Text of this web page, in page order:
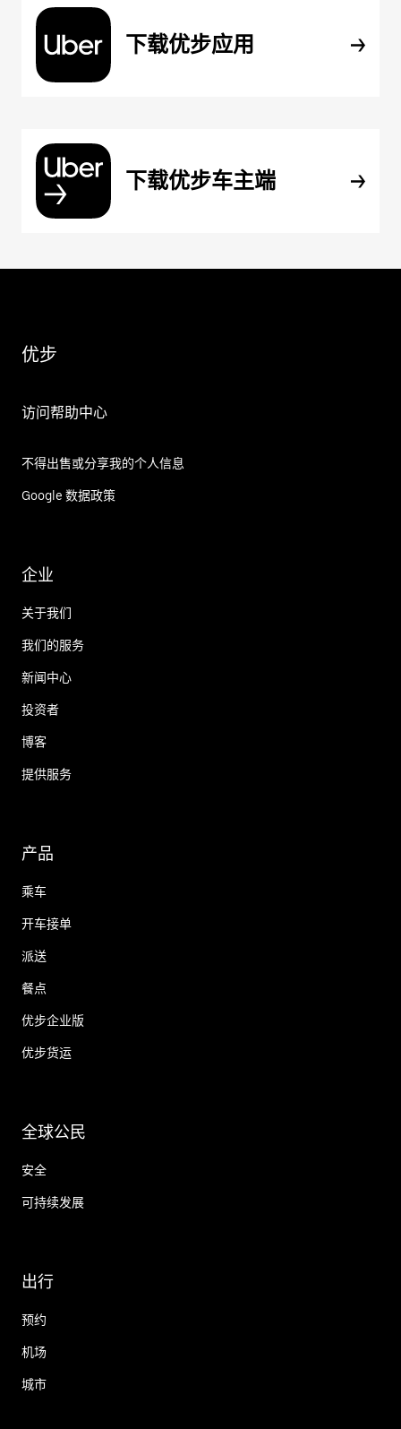
下载优步应用
下载优步车主端
优步
访问帮助中心
不得出售或分享我的个人信息
Google 数据政策
企业
关于我们
我们的服务
新闻中心
投资者
博客
提供服务
产品
乘车
开车接单
派送
餐点
优步企业版
优步货运
全球公民
安全
可持续发展
出行
预约
机场
城市